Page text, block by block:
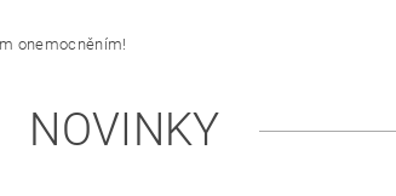
onemocněním!
NOVINKY